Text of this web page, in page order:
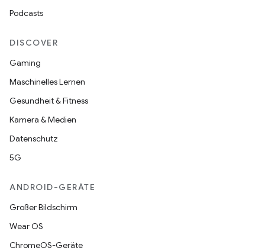
Podcasts
DISCOVER
Gaming
Maschinelles Lernen
Gesundheit & Fitness
Kamera & Medien
Datenschutz
5G
ANDROID-GERÄTE
Großer Bildschirm
Wear OS
ChromeOS-Geräte